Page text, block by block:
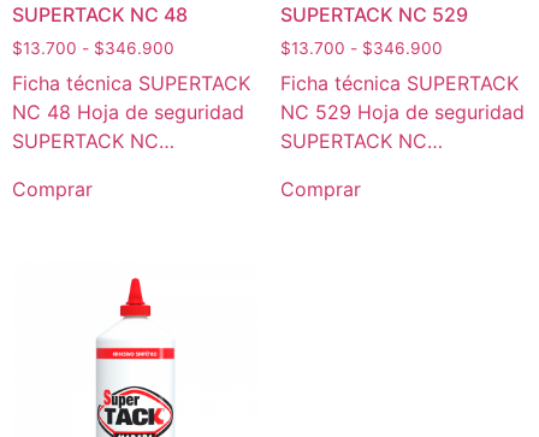
SUPERTACK NC 48
$13.700 - $346.900
Ficha técnica SUPERTACK
NC 48 Hoja de seguridad
SUPERTACK NC…
Comprar
SUPERTACK NC 529
$13.700 - $346.900
Ficha técnica SUPERTACK
NC 529 Hoja de seguridad
SUPERTACK NC…
Comprar